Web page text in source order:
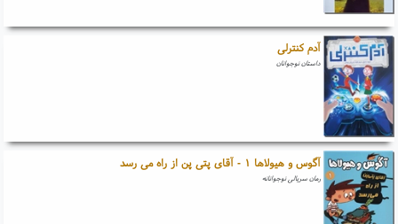
آدم کنترلی
داستان نوجوانان
آگوس و هیولاها ۱ - آقای پتی پن از راه می رسد
رمان سریالی نوجوانانه